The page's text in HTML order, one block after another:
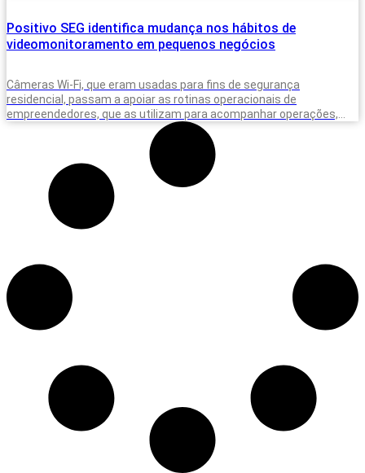
Positivo SEG identifica mudança nos hábitos de
videomonitoramento em pequenos negócios
Câmeras Wi-Fi, que eram usadas para fins de segurança
residencial, passam a apoiar as rotinas operacionais de
empreendedores, que as utilizam para acompanhar operações,